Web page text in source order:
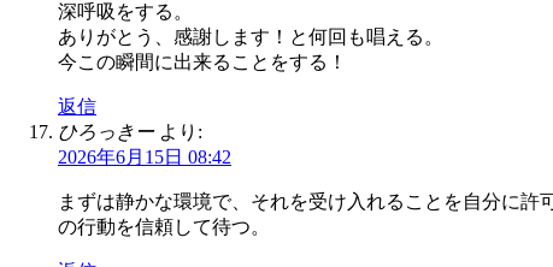
深呼吸をする。
ありがとう、感謝します！と何回も唱える。
今この瞬間に出来ることをする！
返信
ひろっきー より:
2026年6月15日 08:42
まずは静かな環境で、それを受け入れることを自分に
の行動を信頼して待つ。